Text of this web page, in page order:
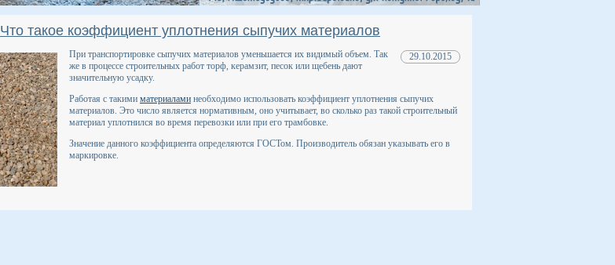
Что такое коэффициент уплотнения сыпучих материалов
29.10.2015
При транспортировке сыпучих материалов уменьшается их видимый объем. Так
же в процессе строительных работ торф, керамзит, песок или щебень дают
значительную усадку.
Работая с такими материалами необходимо использовать коэффициент уплотнения сыпучих
материалов. Это число является нормативным, оно учитывает, во сколько раз такой строительный
материал уплотнился во время перевозки или при его трамбовке.
Значение данного коэффициента определяются ГОСТом. Производитель обязан указывать его в
маркировке.